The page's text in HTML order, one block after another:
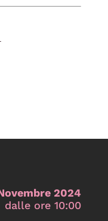
2024
dalle ore 10:00